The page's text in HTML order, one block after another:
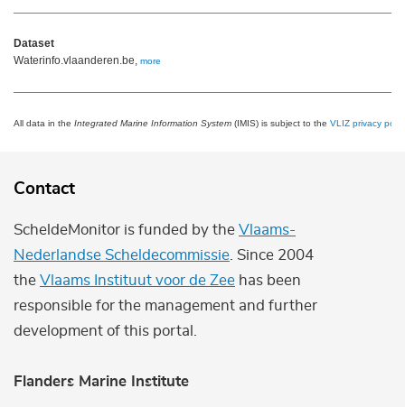
Dataset
Waterinfo.vlaanderen.be,
more
All data in the Integrated Marine Information System (IMIS) is subject to the VLIZ privacy
Contact
ScheldeMonitor is funded by the Vlaams-
Nederlandse Scheldecommissie . Since 2004
the Vlaams Instituut voor de Zee has been
responsible for the management and further
development of this portal.
Flanders Marine Institute